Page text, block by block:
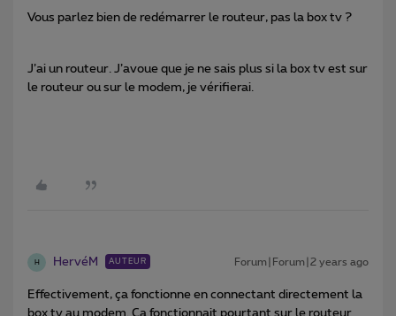
Vous parlez bien de redémarrer le routeur, pas la box tv ?
J’ai un routeur. J’avoue que je ne sais plus si la box tv est sur
le routeur ou sur le modem, je vérifierai.
H HervéM AUTEUR Forum|Forum|2 years ago
Effectivement, ça fonctionne en connectant directement la
box tv au modem. Ca fonctionnait pourtant sur le routeur